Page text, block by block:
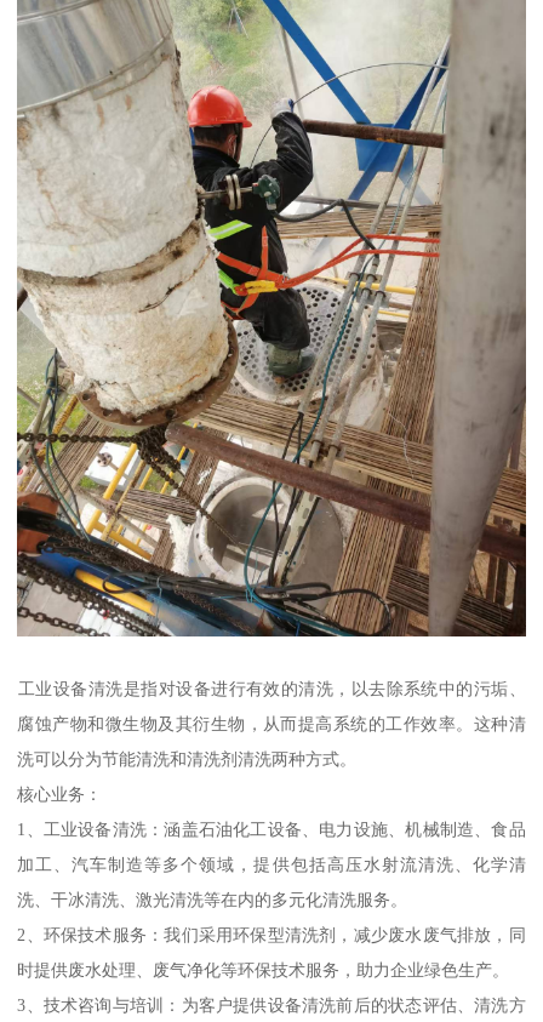
‌工业设备清洗‌是指对设备进行有效的清洗，以去除系统中的污垢、
腐蚀产物和微生物及其衍生物，从而提高系统的工作效率。这种清
洗可以分为节能清洗和清洗剂清洗两种方式。‌
核心业务：
1、工业设备清洗：涵盖石油化工设备、电力设施、机械制造、食品
加工、汽车制造等多个领域，提供包括高压水射流清洗、化学清
洗、干冰清洗、激光清洗等在内的多元化清洗服务。
2、环保技术服务：我们采用环保型清洗剂，减少废水废气排放，同
时提供废水处理、废气净化等环保技术服务，助力企业绿色生产。
3、技术咨询与培训：为客户提供设备清洗前后的状态评估、清洗方